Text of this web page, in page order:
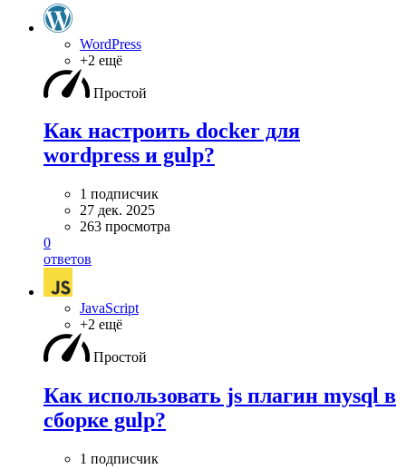
WordPress
+2 ещё
Простой
Как настроить docker для
wordpress и gulp?
1 подписчик
27 дек. 2025
263 просмотра
0
ответов
JavaScript
+2 ещё
Простой
Как использовать js плагин mysql в
сборке gulp?
1 подписчик